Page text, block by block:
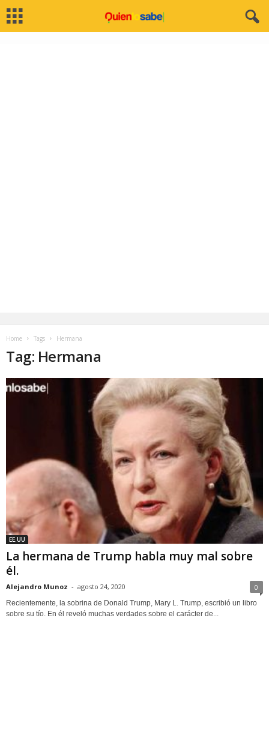
Home Tags Hermana
Tag: Hermana
EE.UU
La hermana de Trump habla muy mal sobre
él.
Alejandro Munoz - agosto 24, 2020 0
Recientemente, la sobrina de Donald Trump, Mary L. Trump, escribió un libro
sobre su tío. En él reveló muchas verdades sobre el carácter de...